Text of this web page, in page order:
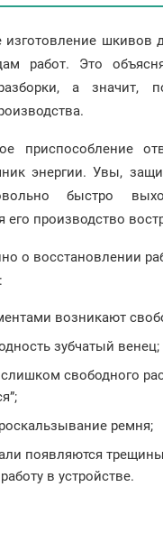
изготовление шкивов
работ. Это
а значит,
приспособление
энергии. Увы,
быстро
его производство
о восстановлении
возникают
зубчатый венец;
слишком свободного
ремня;
появляются
в устройстве.